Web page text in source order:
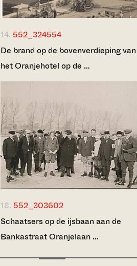
14. 552_324554
De brand op de bovenverdieping van
het Oranjehotel op de …
18. 552_303602
Schaatsers op de ijsbaan aan de
Bankastraat Oranjelaan …